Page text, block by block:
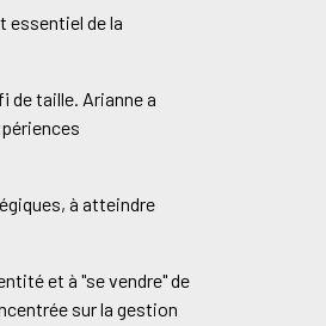
essentiel de la
de taille. Arianne a
à atteindre
et à "se vendre" de
sur la gestion